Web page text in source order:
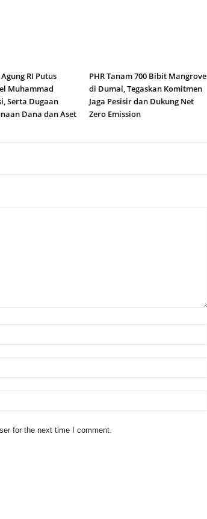
RI Putus
Muhammad
Serta Dugaan
Dana dan Aset
PHR Tanam 700 Bibit Mangrove
di Dumai, Tegaskan Komitmen
Jaga Pesisir dan Dukung Net
Zero Emission
for the next time I comment.